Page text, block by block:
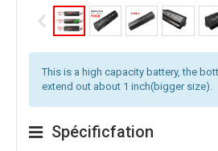
This is a high capacity battery, the
extend out about 1 inch(bigger size).
Spécificfation